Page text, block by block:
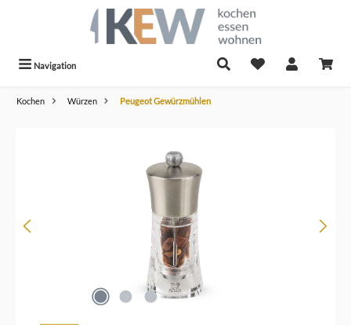
Navigation
Kochen Würzen Peugeot Gewürzmühlen